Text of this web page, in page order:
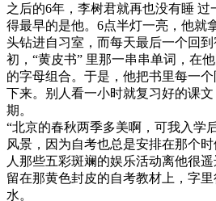
之后的6年，李树君就再也没有睡
得最早的是他。6点半灯一亮，他就
头钻进自习室，而每天最后一个回
初，“黄皮书” 里那一串串单词，在
的字母组合。于是，他把书里每一
下来。别人看一小时就复习好的课
期。
“北京的春秋两季多美啊，可我入学
风景，因为自考也总是安排在那个
人那些五彩斑斓的娱乐活动离他很
留在那黄色封皮的自考教材上，字
水。